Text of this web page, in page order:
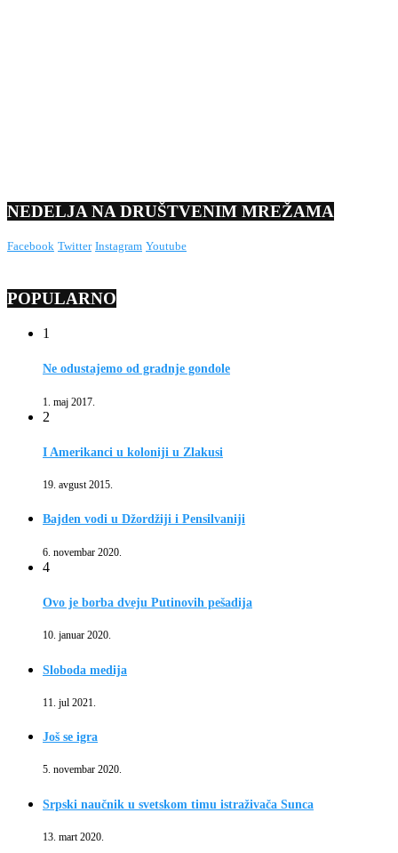
NEDELJA NA DRUŠTVENIM MREŽAMA
Facebook Twitter Instagram Youtube
POPULARNO
1
Ne odustajemo od gradnje gondole
1. maj 2017.
2
I Amerikanci u koloniji u Zlakusi
19. avgust 2015.
Bajden vodi u Džordžiji i Pensilvaniji
6. novembar 2020.
4
Ovo je borba dveju Putinovih pešadija
10. januar 2020.
Sloboda medija
11. jul 2021.
Još se igra
5. novembar 2020.
Srpski naučnik u svetskom timu istraživača Sunca
13. mart 2020.